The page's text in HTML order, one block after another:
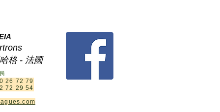
格 - 法國
26 72 79
72 29 54